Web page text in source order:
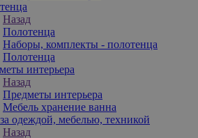
Назад
Полотенца
Наборы, комплекты - полотенца
Полотенца
интерьера
Назад
Предметы интерьера
Мебель хранение ванна
одеждой, мебелью, техникой
Назад